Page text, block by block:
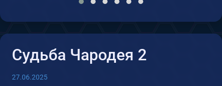
Судьба Чародея 2
27.06.2025